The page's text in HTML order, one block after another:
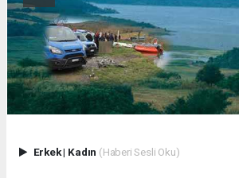
Erkek| Kadın (Haberi Sesli Oku)